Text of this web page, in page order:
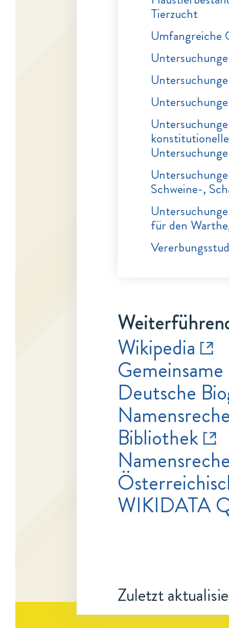
Tierzucht
Umfangreiche
Schweine-,
für den
Wikipedia
Deutsche
Bibliothek
WIKIDATA
Zuletzt